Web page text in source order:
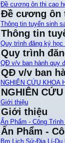
Đề cương ôn thi cao
Đề cương ôn
Thông tin tuyển sinh
Thông tin
Quy trình đăng ký
Quy trình
QĐ v/v ban hành quy
QĐ v/v ban
NGHIÊN CỨU KHOA
NGHIÊN
Giới thiệu
Giới thiệu
Ấn Phẩm - Công
Ấn Phẩm -
Bm Lịch Sử-Địa Lí-Du